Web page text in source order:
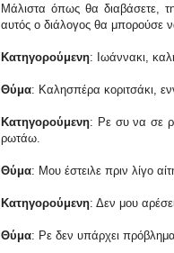
Μάλιστα όπως θα διαβάσετε,
αυτός ο διάλογος θα μπορούσε
Κατηγορούμενη: Ιωάννακι,
Θύμα: Καλησπέρα κοριτσάκι,
Κατηγορούμενη: Ρε συ να σε
ρωτάω.
Θύμα: Μου έστειλε πριν λίγο
Κατηγορούμενη: Δεν μου
Θύμα: Ρε δεν υπάρχει